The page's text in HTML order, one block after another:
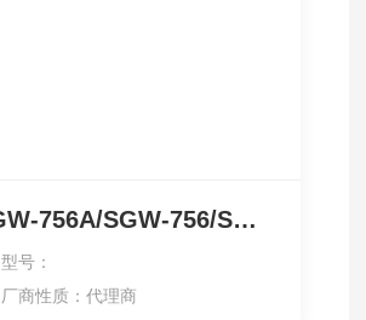
SGW-756A/SGW-756/SGW-753全自动折光仪
型号：
厂商性质：代理商